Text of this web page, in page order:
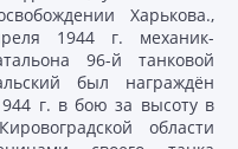
Харькова.,
1944 г. механик-
96-й танковой
был награждён
г. в бою за высоту в
области